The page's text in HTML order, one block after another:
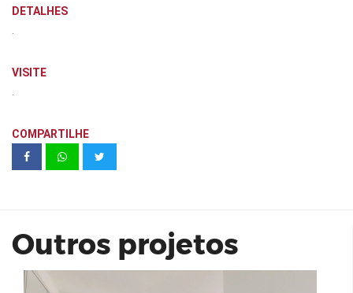
DETALHES
VISITE
COMPARTILHE
Outros projetos
Habita Tucuruvi